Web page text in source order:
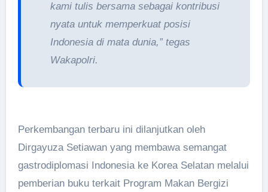
kami tulis bersama sebagai kontribusi
nyata untuk memperkuat posisi
Indonesia di mata dunia,” tegas
Wakapolri.
Perkembangan terbaru ini dilanjutkan oleh
Dirgayuza Setiawan yang membawa semangat
gastrodiplomasi Indonesia ke Korea Selatan melalui
pemberian buku terkait Program Makan Bergizi